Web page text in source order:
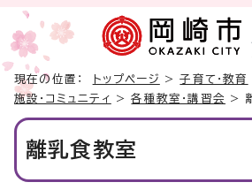
現在の位置： トップページ >子育て・教育
施設・コミュニティ
>各種教室・講習会 >
離乳食教室